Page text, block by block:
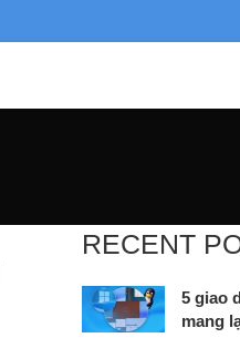
RECENT
5 giao
mang